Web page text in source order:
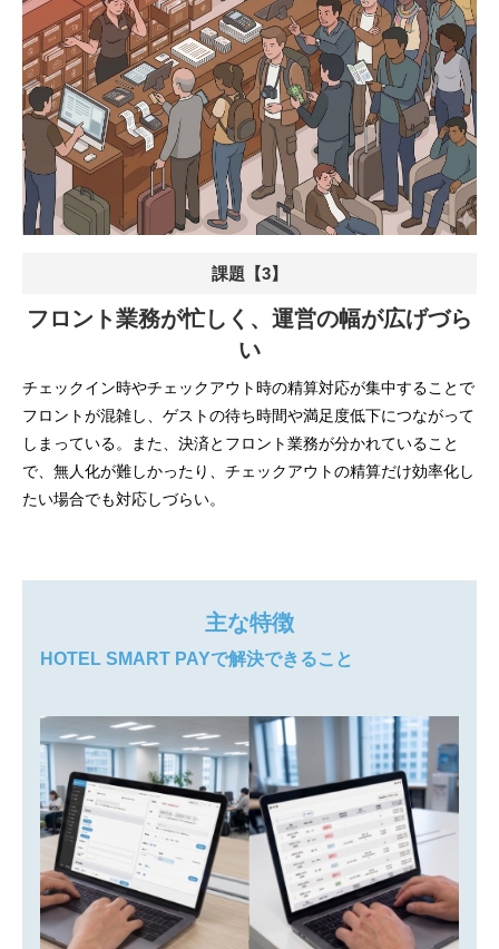
課題【3】
フロント業務が忙しく、運営の幅が広げづら
い
チェックイン時やチェックアウト時の精算対応が集中することで
フロントが混雑し、ゲストの待ち時間や満足度低下につながって
しまっている。また、決済とフロント業務が分かれていること
で、無人化が難しかったり、チェックアウトの精算だけ効率化し
たい場合でも対応しづらい。
主な特徴
HOTEL SMART PAYで解決できること